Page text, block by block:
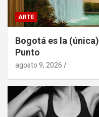
ARTE
Bogotá es la
Punto
agosto 9, 2026